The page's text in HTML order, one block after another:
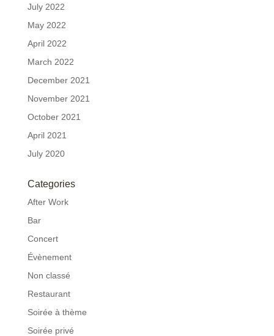
July 2022
May 2022
April 2022
March 2022
December 2021
November 2021
October 2021
April 2021
July 2020
Categories
After Work
Bar
Concert
Évènement
Non classé
Restaurant
Soirée à thème
Soirée privé